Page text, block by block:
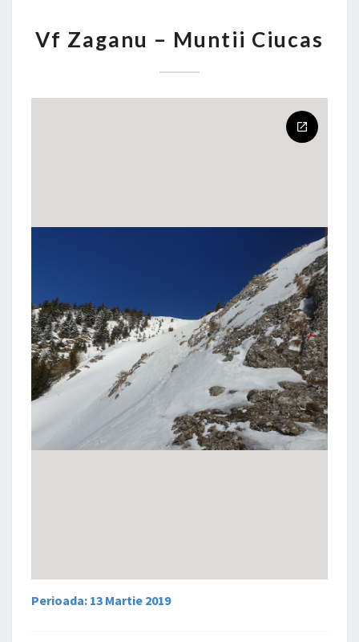
ZAGANU
Vf Zaganu – Muntii Ciucas
Perioada: 13 Martie 2019